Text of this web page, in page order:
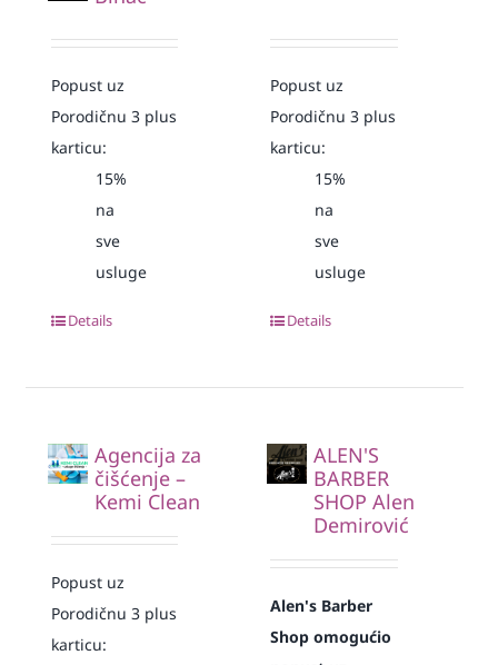
Popust uz
Porodičnu 3 plus
karticu:
15%
na
sve
usluge
Details
Popust uz
Porodičnu 3 plus
karticu:
15%
na
sve
usluge
Details
Agencija za
čišćenje –
Kemi Clean
Popust uz
Porodičnu 3 plus
karticu:
ALEN'S
BARBER
SHOP Alen
Demirović
Alen's Barber
Shop omogućio